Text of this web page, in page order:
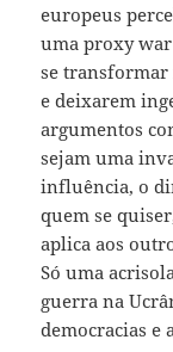
europeus
uma proxy
se
e deixarem
argumentos
sejam uma
influência, o
quem se
aplica aos
Só uma
guerra na
democracias e